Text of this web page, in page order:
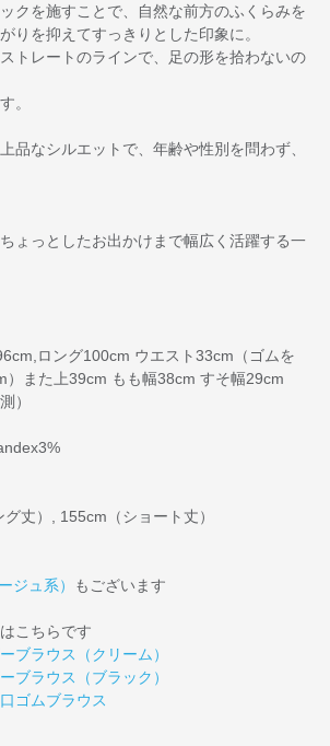
クを施すことで、自然な前方のふくらみを
りを抑えてすっきりとした印象に。
トレートのラインで、足の形を拾わないの
。
品なシルエットで、年齢や性別を問わず、
ょっとしたお出かけまで幅広く活躍する一
ロング100cm ウエスト33cm（ゴムを
）また上39cm もも幅38cm すそ幅29cm
）
丈）, 155cm（ショート丈）
ジュ系） もございます
こちらです
ブラウス（クリーム）
ブラウス（ブラック）
ゴムブラウス